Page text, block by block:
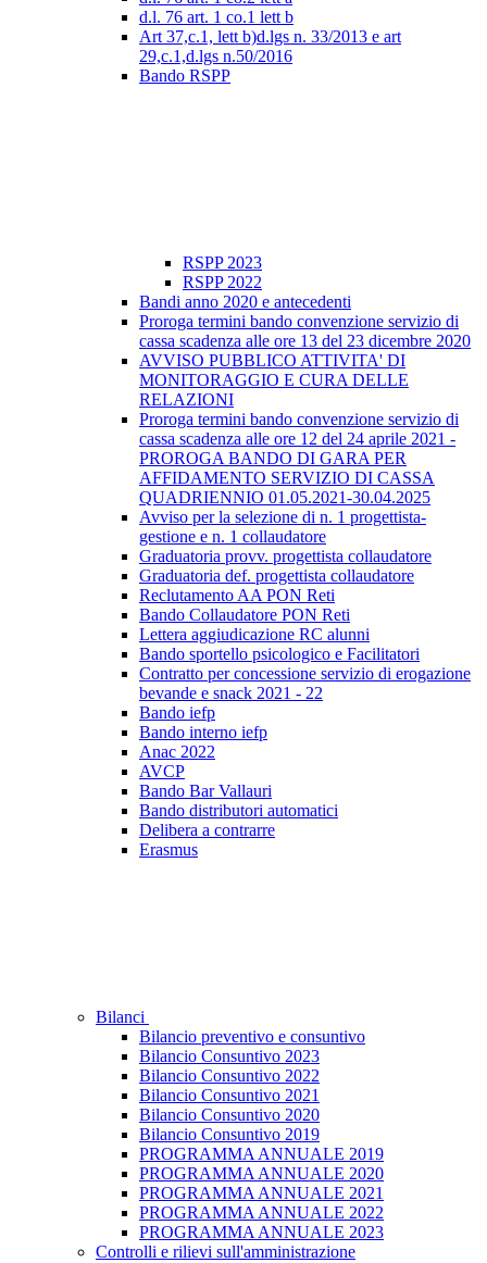
d.l. 76 art. 1 co.1 lett b
Art 37,c.1, lett b)d.lgs n. 33/2013 e art
29,c.1,d.lgs n.50/2016
Bando RSPP
RSPP 2023
RSPP 2022
Bandi anno 2020 e antecedenti
Proroga termini bando convenzione servizio di
cassa scadenza alle ore 13 del 23 dicembre 2020
AVVISO PUBBLICO ATTIVITA' DI
MONITORAGGIO E CURA DELLE
RELAZIONI
Proroga termini bando convenzione servizio di
cassa scadenza alle ore 12 del 24 aprile 2021 -
PROROGA BANDO DI GARA PER
AFFIDAMENTO SERVIZIO DI CASSA
QUADRIENNIO 01.05.2021-30.04.2025
Avviso per la selezione di n. 1 progettista-
gestione e n. 1 collaudatore
Graduatoria provv. progettista collaudatore
Graduatoria def. progettista collaudatore
Reclutamento AA PON Reti
Bando Collaudatore PON Reti
Lettera aggiudicazione RC alunni
Bando sportello psicologico e Facilitatori
Contratto per concessione servizio di erogazione
bevande e snack 2021 - 22
Bando iefp
Bando interno iefp
Anac 2022
AVCP
Bando Bar Vallauri
Bando distributori automatici
Delibera a contrarre
Erasmus
Bilanci
Bilancio preventivo e consuntivo
Bilancio Consuntivo 2023
Bilancio Consuntivo 2022
Bilancio Consuntivo 2021
Bilancio Consuntivo 2020
Bilancio Consuntivo 2019
PROGRAMMA ANNUALE 2019
PROGRAMMA ANNUALE 2020
PROGRAMMA ANNUALE 2021
PROGRAMMA ANNUALE 2022
PROGRAMMA ANNUALE 2023
Controlli e rilievi sull'amministrazione